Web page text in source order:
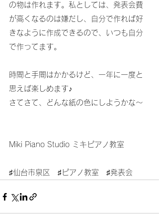
の物は作れます。私としては、発表会費
が高くなるのは嫌だし、自分で作れば好
きなように作成できるので、いつも自分
で作ってます。
時間と手間はかかるけど、一年に一度と
思えば楽しめます♪
さてさて、どんな紙の色にしようかな～
Miki Piano Studio ミキピアノ教室
♯仙台市泉区　♯ピアノ教室　♯発表会